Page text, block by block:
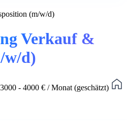
(m/w/d)
Verkauf &
w/d)
3000 - 4000 € / Monat (geschätzt)